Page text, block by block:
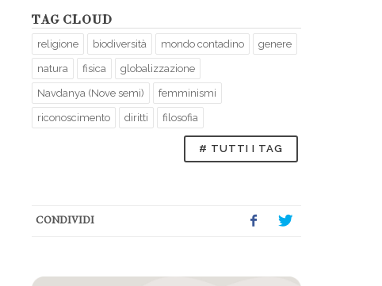
TAG CLOUD
religione biodiversità mondo contadino genere
natura fisica globalizzazione
Navdanya (Nove semi) femminismi
riconoscimento diritti filosofia
# TUTTI I TAG
CONDIVIDI